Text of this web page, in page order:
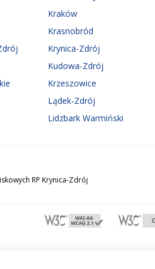
Kraków
Krasnobród
Krynica-Zdrój
Kudowa-Zdrój
Krzeszowice
Lądek-Zdrój
Lidzbark Warmiński
RP Krynica-Zdrój